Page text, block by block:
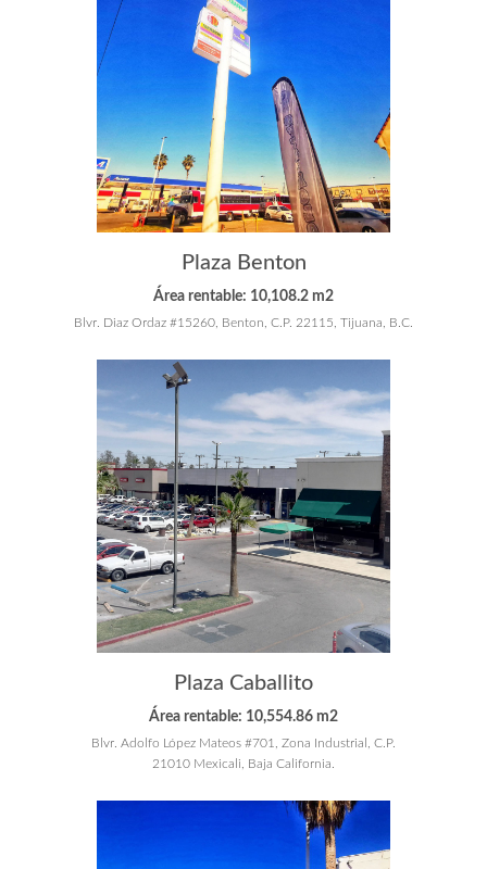
Plaza Benton
Área rentable: 10,108.2 m2
Blvr. Diaz Ordaz #15260, Benton, C.P. 22115, Tijuana, B.C.
Plaza Caballito
Área rentable: 10,554.86 m2
Blvr. Adolfo López Mateos #701, Zona Industrial, C.P.
21010 Mexicali, Baja California.